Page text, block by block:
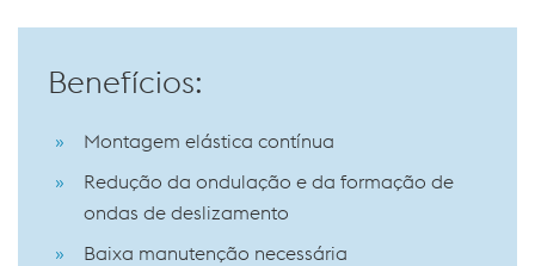
Benefícios:
Montagem elástica contínua
Redução da ondulação e da formação de
ondas de deslizamento
Baixa manutenção necessária